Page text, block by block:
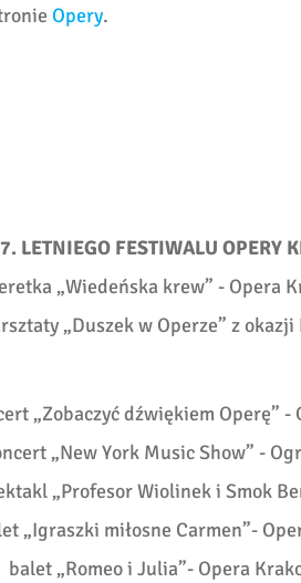
Opery.
LETNIEGO FESTIWALU OPERY
„Wiedeńska krew” - Opera
„Duszek w Operze” z
„Zobaczyć dźwiękiem Operę” -
„New York Music Show” -
„Profesor Wiolinek i Smok
„Igraszki miłosne Carmen”-
„Romeo i Julia”- Opera